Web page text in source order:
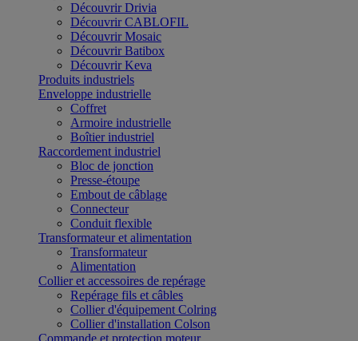
Découvrir Drivia
Découvrir CABLOFIL
Découvrir Mosaic
Découvrir Batibox
Découvrir Keva
Produits industriels
Enveloppe industrielle
Coffret
Armoire industrielle
Boîtier industriel
Raccordement industriel
Bloc de jonction
Presse-étoupe
Embout de câblage
Connecteur
Conduit flexible
Transformateur et alimentation
Transformateur
Alimentation
Collier et accessoires de repérage
Repérage fils et câbles
Collier d'équipement Colring
Collier d'installation Colson
Commande et protection moteur